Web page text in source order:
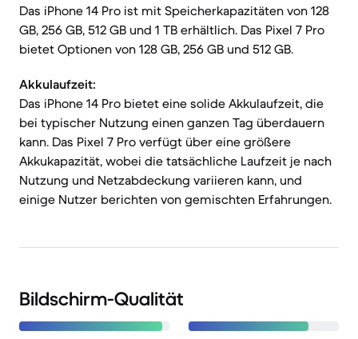
Das iPhone 14 Pro ist mit Speicherkapazitäten von 128
GB, 256 GB, 512 GB und 1 TB erhältlich. Das Pixel 7 Pro
bietet Optionen von 128 GB, 256 GB und 512 GB.
Akkulaufzeit:
Das iPhone 14 Pro bietet eine solide Akkulaufzeit, die
bei typischer Nutzung einen ganzen Tag überdauern
kann. Das Pixel 7 Pro verfügt über eine größere
Akkukapazität, wobei die tatsächliche Laufzeit je nach
Nutzung und Netzabdeckung variieren kann, und
einige Nutzer berichten von gemischten Erfahrungen.
Bildschirm-Qualität